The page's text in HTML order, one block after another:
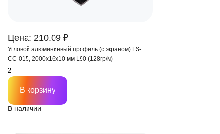
Цена: 210.09 ₽
Угловой алюминиевый профиль (с экраном) LS-
СС-015, 2000х16х10 мм L90 (128гр/м)
В наличии
В корзину